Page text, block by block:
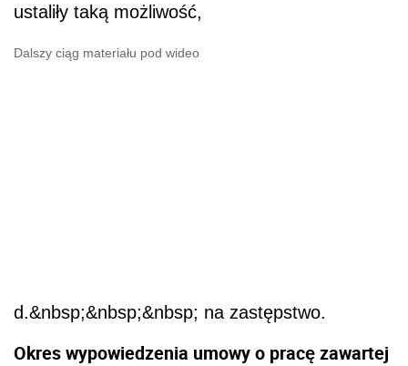
ustaliły taką możliwość,
Dalszy ciąg materiału pod wideo
d.&nbsp;&nbsp;&nbsp; na zastępstwo.
Okres wypowiedzenia umowy o pracę zawartej